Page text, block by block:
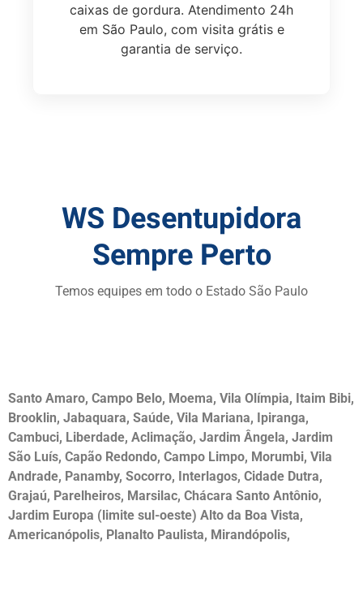
caixas de gordura. Atendimento 24h
em São Paulo, com visita grátis e
garantia de serviço.
WS Desentupidora
Sempre Perto
Temos equipes em todo o Estado São Paulo
Santo Amaro, Campo Belo, Moema, Vila Olímpia, Itaim Bibi,
Brooklin, Jabaquara, Saúde, Vila Mariana, Ipiranga,
Cambuci, Liberdade, Aclimação, Jardim Ângela, Jardim
São Luís, Capão Redondo, Campo Limpo, Morumbi, Vila
Andrade, Panamby, Socorro, Interlagos, Cidade Dutra,
Grajaú, Parelheiros, Marsilac, Chácara Santo Antônio,
Jardim Europa (limite sul-oeste) Alto da Boa Vista,
Americanópolis, Planalto Paulista, Mirandópolis,